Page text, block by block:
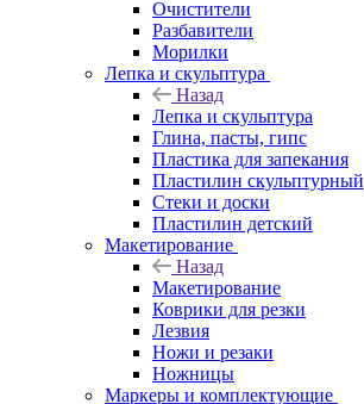
Очистители
Разбавители
Морилки
Лепка и скульптура
Назад
Лепка и скульптура
Глина, пасты, гипс
Пластика для запекания
Пластилин скульптурный
Стеки и доски
Пластилин детский
Макетирование
Назад
Макетирование
Коврики для резки
Лезвия
Ножи и резаки
Ножницы
Маркеры и комплектующие